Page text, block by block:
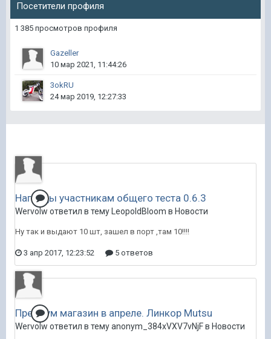
Посетители профиля
1 385 просмотров профиля
Gazeller
10 мар 2021, 11:44:26
3okRU
24 мар 2019, 12:27:33
Награды участникам общего теста 0.6.3
Wervolw ответил в тему LeopoldBloom в Новости
Ну так и выдают 10 шт, зашел в порт ,там 10!!!!
3 апр 2017, 12:23:52 5 ответов
Премиум магазин в апреле. Линкор Mutsu
Wervolw ответил в тему anonym_384xVXV7vNjF в Новости